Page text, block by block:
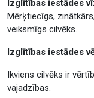
Izglītības iestādes
Mērķtiecīgs,
veiksmīgs cilvēks.
Izglītības iestādes
Ikviens cilvēks ir
vajadzības.